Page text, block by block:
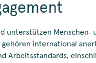
unterstützen Menschen‑
international
Arbeitsstandards,